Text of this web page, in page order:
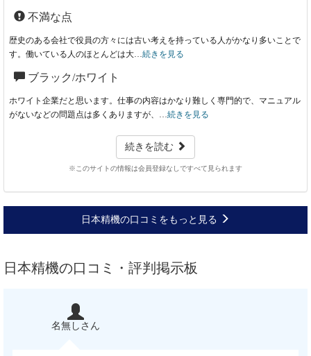
不満な点
歴史のある会社で役員の方々には古い考えを持っている人がかなり多いことで
す。働いている人のほとんどは大…続きを見る
ブラック/ホワイト
ホワイト企業だと思います。仕事の内容はかなり難しく専門的で、マニュアル
がないなどの問題点は多くありますが、…続きを見る
続きを読む
※このサイトの情報は会員登録なしですべて見られます
日本精機の口コミをもっと見る
日本精機の口コミ・評判掲示板
名無しさん